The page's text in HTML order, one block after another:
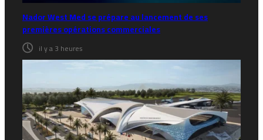
Nador West Med se prépare au lancement de ses
premières opérations commerciales
il y a 3 heures